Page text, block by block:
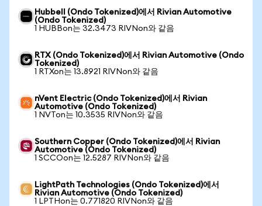
Hubbell (Ondo Tokenized)에서 Rivian Automotive
(Ondo Tokenized)
1 HUBBon는 32.3473 RIVNon와 같음
RTX (Ondo Tokenized)에서 Rivian Automotive (Ondo
Tokenized)
1 RTXon는 13.8921 RIVNon와 같음
nVent Electric (Ondo Tokenized)에서 Rivian
Automotive (Ondo Tokenized)
1 NVTon는 10.3535 RIVNon와 같음
Southern Copper (Ondo Tokenized)에서 Rivian
Automotive (Ondo Tokenized)
1 SCCOon는 12.5287 RIVNon와 같음
LightPath Technologies (Ondo Tokenized)에서
Rivian Automotive (Ondo Tokenized)
1 LPTHon는 0.771820 RIVNon와 같음